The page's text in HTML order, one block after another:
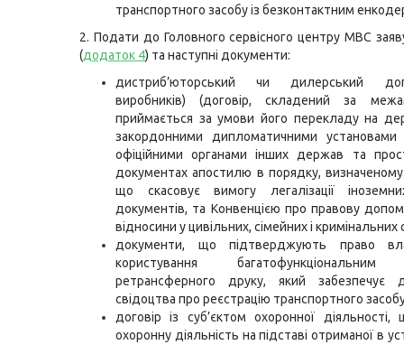
транспортного засобу із безконтактним
2. Подати до Головного сервісного центру МВС
(додаток 4) та наступні документи:
дистриб’юторський чи дилерський
виробників) (договір, складений за
приймається за умови його перекладу на
закордонними дипломатичними установами
офіційними органами інших держав та
документах апостилю в порядку,
що скасовує вимогу легалізації
документів, та Конвенцією про правову
відносини у цивільних, сімейних і кримінальних
документи, що підтверджують право
користування багатофункціональним
ретрансферного друку, який забезпечує
свідоцтва про реєстрацію транспортного
договір із суб’єктом охоронної
охоронну діяльність на підставі отриманої в